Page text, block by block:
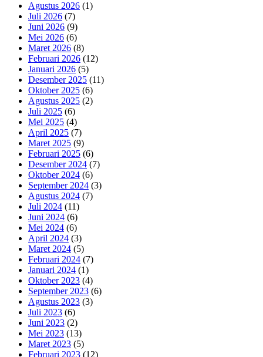
Agustus 2026 (1)
Juli 2026 (7)
Juni 2026 (9)
Mei 2026 (6)
Maret 2026 (8)
Februari 2026 (12)
Januari 2026 (5)
Desember 2025 (11)
Oktober 2025 (6)
Agustus 2025 (2)
Juli 2025 (6)
Mei 2025 (4)
April 2025 (7)
Maret 2025 (9)
Februari 2025 (6)
Desember 2024 (7)
Oktober 2024 (6)
September 2024 (3)
Agustus 2024 (7)
Juli 2024 (11)
Juni 2024 (6)
Mei 2024 (6)
April 2024 (3)
Maret 2024 (5)
Februari 2024 (7)
Januari 2024 (1)
Oktober 2023 (4)
September 2023 (6)
Agustus 2023 (3)
Juli 2023 (6)
Juni 2023 (2)
Mei 2023 (13)
Maret 2023 (5)
Februari 2023 (12)